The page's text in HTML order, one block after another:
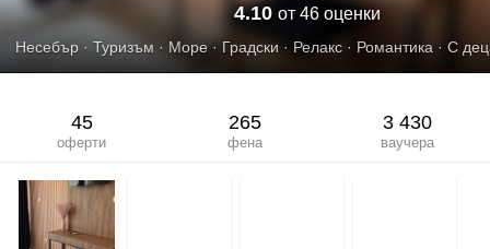
4.10 от 46 оценки
Несебър · Туризъм · Море· Градски · Релакс · Романтика · С
45
оферти
265
фена
3 430
ваучера